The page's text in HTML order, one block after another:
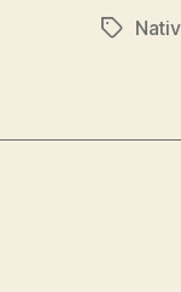
Štítky